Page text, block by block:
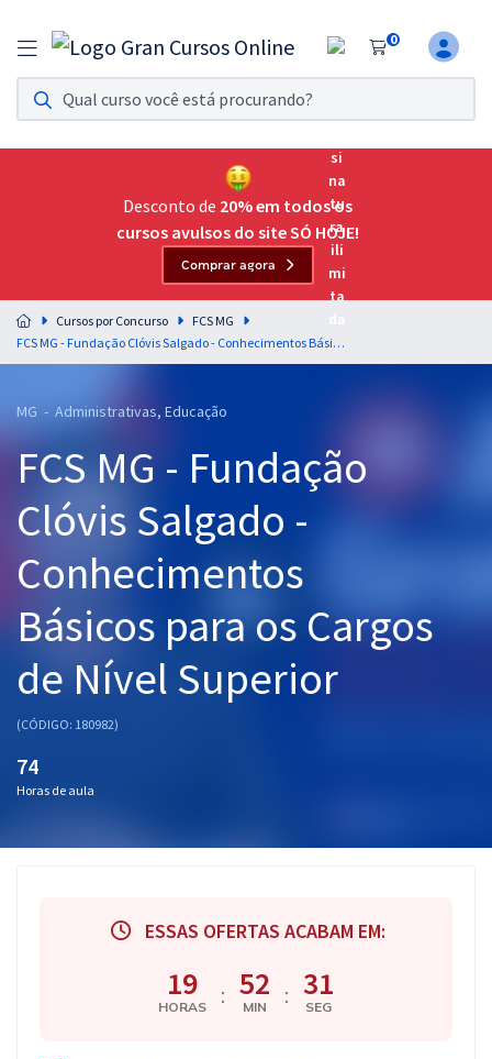
0
Assinatura Ilimitada 11
Acesso a todos os cursos. Teste grátis por 7 dias!
Assinatura OAB Até Passar
Acesso ilimitado a toda preparação para o Exame da
Residências Multiprofissionais
Preparação completa e intensiva para as principais
residências em saúde do Brasil
Cursos 20% OFF
Pós
Graduação
OAB
Mentorias
Questões grátis
Conteúdo gratuito
Aprovados
Desconto de 20% em todos os
cursos avulsos do site SÓ HOJE!
Comprar agora
Cursos por Concurso
FCS MG
FCS MG - Fundação Clóvis Salgado - Conhecimentos Básicos para os Cargos de Nível Superior
MG - Administrativas, Educação
FCS MG - Fundação
Clóvis Salgado -
Conhecimentos
Básicos para os Cargos
de Nível Superior
(CÓDIGO: 180982)
74
Horas de aula
ESSAS OFERTAS ACABAM EM:
19
HORAS : 52
MIN : 30
SEG